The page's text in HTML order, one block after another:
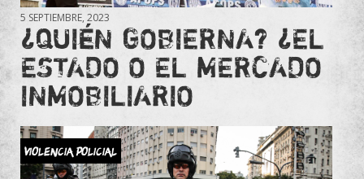
5 SEPTIEMBRE, 2023
¿QUIÉN GOBIERNA? ¿EL
ESTADO O EL MERCADO
INMOBILIARIO
Violencia Policial